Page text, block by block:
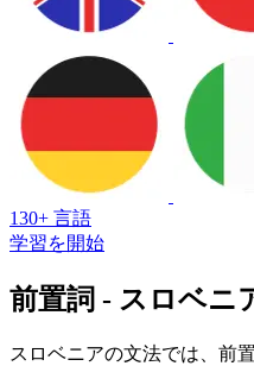
130+ 言語
学習を開始
前置詞 - スロベニ
スロベニアの文法では、前